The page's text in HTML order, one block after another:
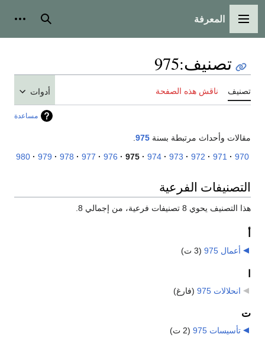
القائمة الرئيسية
المعرفة بحث
تصنيف:
975
تصنيف ناقش هذه الصفحة أدوات
مساعدة
مقالات وأحداث مرتبطة بسنة 975
970
971
972
973
974
975
976
977
978
979
980
التصنيفات الفرعية
هذا التصنيف يحوي 8 تصنيفات فرعية، من إجمالي 8.
أعمال 975 (3 ت)
انحلالات 975 (فارغ)
ت
تأسيسات 975 (2 ت)